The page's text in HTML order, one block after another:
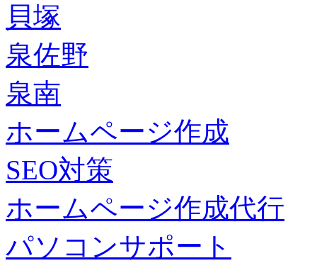
貝塚
泉佐野
泉南
ホームページ作成
SEO対策
ホームページ作成代行
パソコンサポート